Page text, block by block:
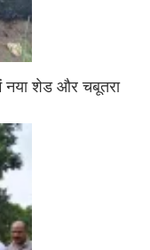
नया शेड और चबूतरा